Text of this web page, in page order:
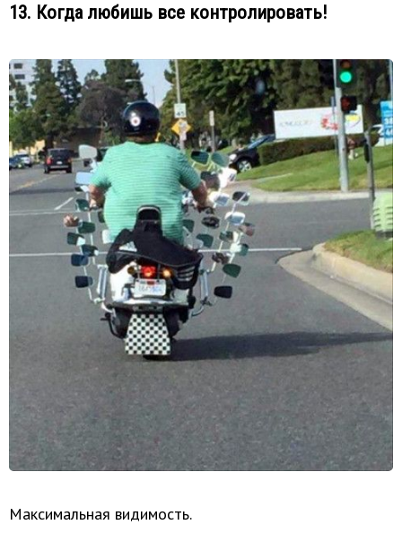
13. Когда любишь все контролировать!
Максимальная видимость.